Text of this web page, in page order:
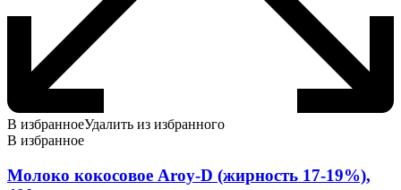
В избранноеУдалить из избранного
В избранное
Молоко кокосовое Aroy-D (жирность 17-19%),